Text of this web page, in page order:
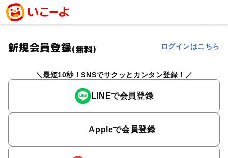
新規会員登録(無料) ログインはこちら
最短10秒！SNSでサクッとカンタン登録！
LINEで会員登録
Appleで会員登録